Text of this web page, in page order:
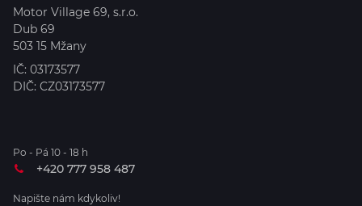
Motor Village 69, s.r.o.
Dub 69
503 15 Mžany
IČ: 03173577
DIČ: CZ03173577
Po - Pá 10 - 18 h
+420 777 958 487
Napište nám kdykoliv!